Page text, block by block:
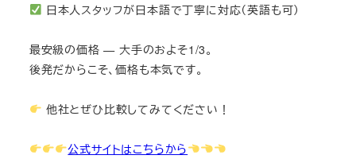
日本人スタッフが日本語で丁寧に対応（英語も可）
最安級の価格 — 大手のおよそ1/3。
後発だからこそ、価格も本気です。
他社とぜひ比較してみてください！
公式サイトはこちらから